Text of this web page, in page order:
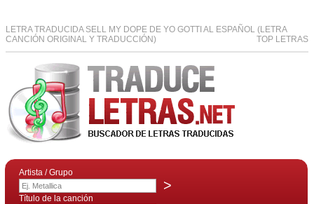
LETRA TRADUCIDA SELL MY DOPE DE YO GOTTI AL ESPAÑOL (LETRA
CANCIÓN ORIGINAL Y TRADUCCIÓN)
TOP LETRAS
Artista / Grupo
>
Título de la canción